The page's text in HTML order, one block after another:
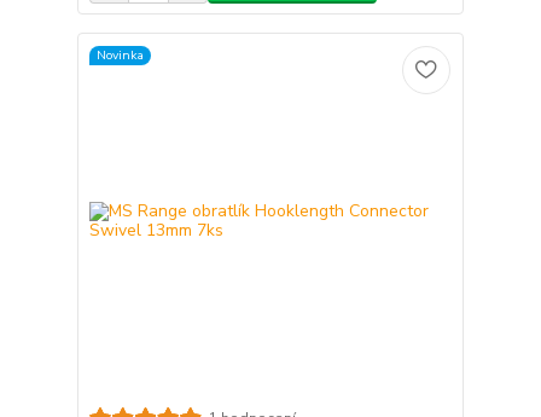
Novinka